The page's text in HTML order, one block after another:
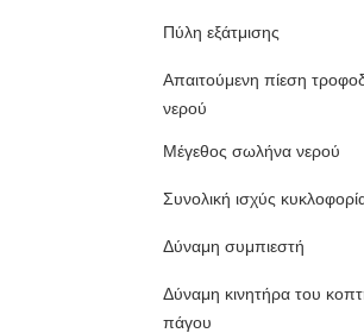
Πύλη εξάτμισης
Απαιτούμενη πίεση
νερού
Μέγεθος σωλήνα νερού
Συνολική ισχύς
Δύναμη συμπιεστή
Δύναμη κινητήρα του
πάγου